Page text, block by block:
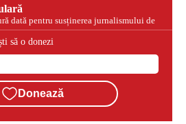
dată pentru susținerea jurnalismului de
să o donezi
Donează